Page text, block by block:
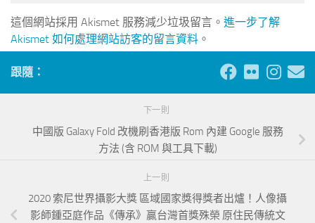
這個網站採用 Akismet 服務減少垃圾留言。 進一步了解
Akismet 如何處理網站訪客的留言資料 。
跟隨：
下一則
中國版 Galaxy Fold 改機刷香港版 Rom 內建 Google 服務
方法 (含 ROM 與工具下載)
上一則
2020 索尼世界攝影大獎 區域國家獎得獎者出爐！人像攝
影師鍾亞庭作品《傳承》贏台灣首獎殊榮 原住民傳統文